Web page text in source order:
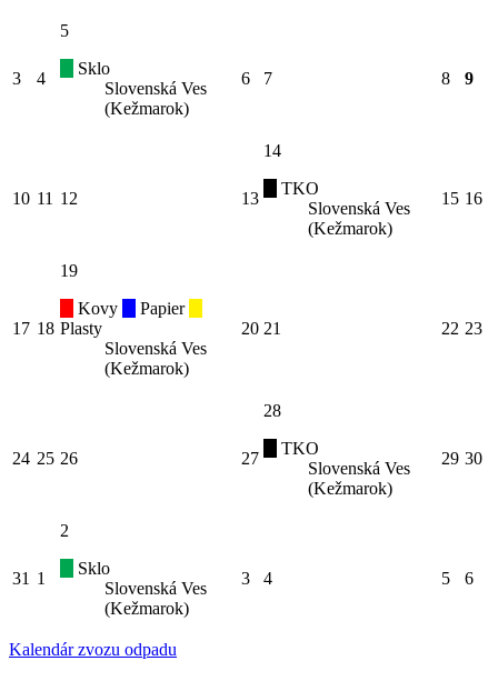
3 4
5
Sklo
Slovenská Ves
(Kežmarok)
6 7 8 9
10 11 12 13
14
TKO
Slovenská Ves
(Kežmarok)
15 16
17 18
19
Kovy
Papier
Plasty
Slovenská Ves
(Kežmarok)
20 21 22 23
24 25 26 27
28
TKO
Slovenská Ves
(Kežmarok)
29 30
31 1
2
Sklo
Slovenská Ves
(Kežmarok)
3 4 5 6
Kalendár zvozu odpadu